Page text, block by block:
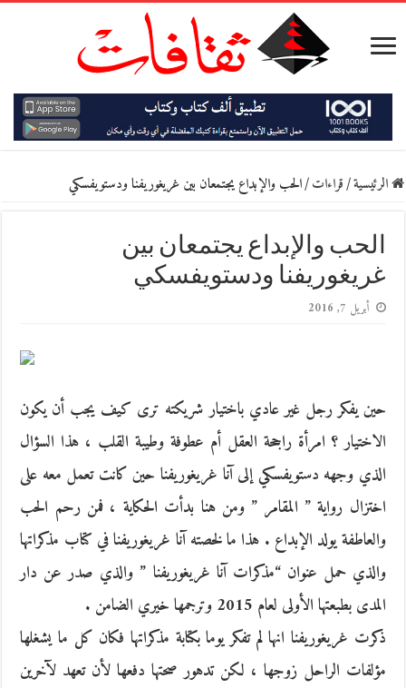
الرئيسية/قراءات/الحب والإبداع يجتمعان بين غريغوريفنا ودستويفسكي
الحب والإبداع يجتمعان بين
غريغوريفنا ودستويفسكي
أبريل 7, 2016
حين يفكر رجل غير عادي باختيار شريكته ترى كيف يجب أن يكون
الاختيار ؟ امرأة راجحة العقل أم عطوفة وطيبة القلب ، هذا السؤال
الذي وجهه دستويفسكي إلى آنا غريغوريفنا حين كانت تعمل معه على
اختزال رواية ” المقامر ” ومن هنا بدأت الحكاية ، فمن رحم الحب
والعاطفة يولد الإبداع . هذا ما لخصته آنا غريغوريفنا في كتاب مذكراتها
والذي حمل عنوان “مذكرات آنا غريغوريفنا ” والذي صدر عن دار
المدى بطبعتها الأولى لعام 2015 وترجمها خيري الضامن .
ذكرت غريغوريفنا انها لم تفكر يوما بكتابة مذكراتها فكان كل ما يشغلها
مؤلفات الراحل زوجها ، لكن تدهور صحتها دفعها لأن تعهد لآخرين